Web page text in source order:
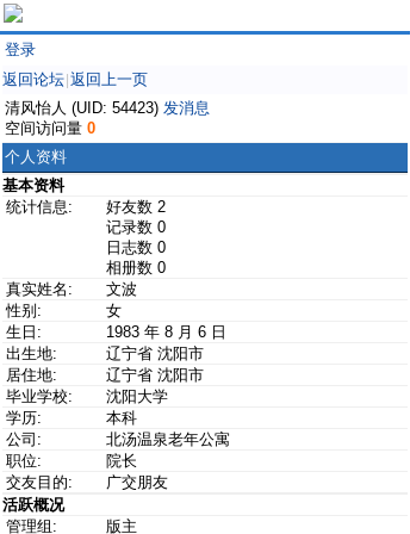
登录
返回论坛 返回上一页
清风怡人 (UID: 54423) 发消息
空间访问量 0
个人资料
基本资料
统计信息:
好友数 2
记录数 0
日志数 0
相册数 0
真实姓名:
文波
性别:
女
生日:
1983 年 8 月 6 日
出生地:
辽宁省 沈阳市
居住地:
辽宁省 沈阳市
毕业学校:
沈阳大学
学历:
本科
公司:
北汤温泉老年公寓
职位:
院长
交友目的:
广交朋友
活跃概况
管理组:
版主